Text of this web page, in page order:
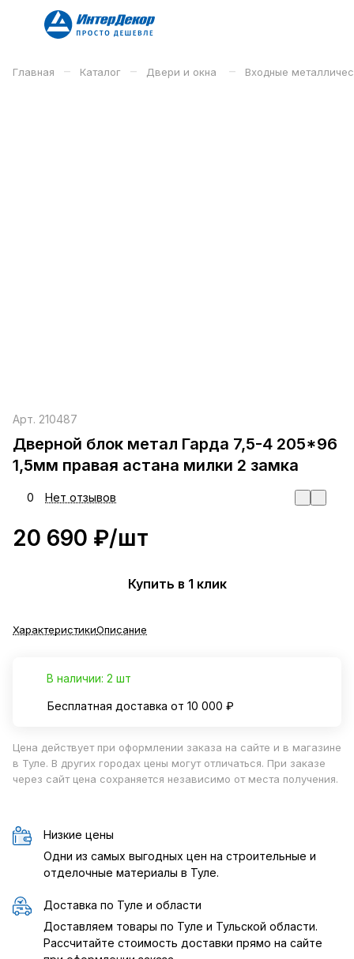
Главная – Каталог – Двери и окна – Входные
Арт. 210487
Дверной блок метал Гарда 7,5-4 205*96
1,5мм правая астана милки 2 замка
0 Нет отзывов
20 690 ₽/шт
Купить в 1 клик
ХарактеристикиОписание
В наличии: 2 шт
Бесплатная доставка от 10 000 ₽
Цена действует при оформлении заказа на сайте и в магазине
в Туле. В других городах цены могут отличаться. При заказе
через сайт цена сохраняется независимо от места получения.
Низкие цены
Одни из самых выгодных цен на строительные и
отделочные материалы в Туле.
Доставка по Туле и области
Доставляем товары по Туле и Тульской области.
Рассчитайте стоимость доставки прямо на сайте